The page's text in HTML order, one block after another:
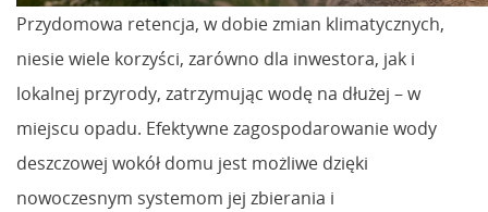
Przydomowa retencja, w dobie zmian klimatycznych,
niesie wiele korzyści, zarówno dla inwestora, jak i
lokalnej przyrody, zatrzymując wodę na dłużej – w
miejscu opadu. Efektywne zagospodarowanie wody
deszczowej wokół domu jest możliwe dzięki
nowoczesnym systemom jej zbierania i